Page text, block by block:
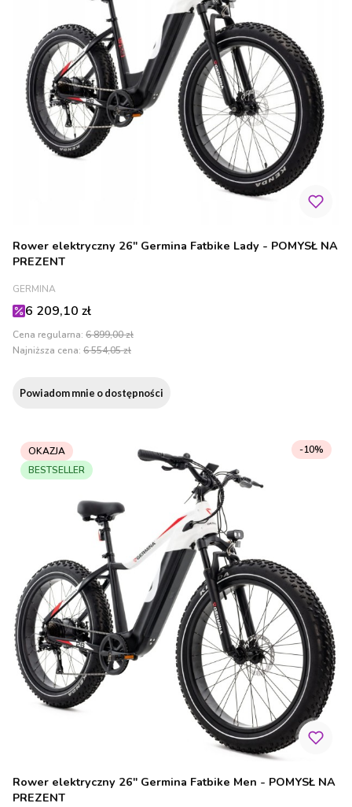
Rower elektryczny 26" Germina Fatbike Lady - POMYSŁ NA
PREZENT
PRODUCENT
GERMINA
Cena promocyjna
6 209,10 zł
Cena regularna: 6 899,00 zł
Najniższa cena: 6 554,05 zł
Powiadom mnie o dostępności
OKAZJA
BESTSELLER
Rower elektryczny 26" Germina Fatbike Men - POMYSŁ NA
PREZENT
-10%